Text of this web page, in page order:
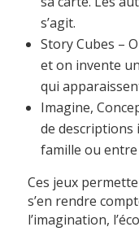
s’agit.
Story Cubes –
et on invente
qui
Imagine,
de descriptions
famille ou
Ces jeux
s’en rendre
l’imagination,